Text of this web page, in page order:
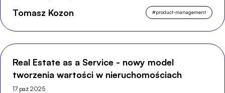
Tomasz Kozon #product-management
Real Estate as a Service - nowy model
tworzenia wartości w nieruchomościach
17 paź 2025